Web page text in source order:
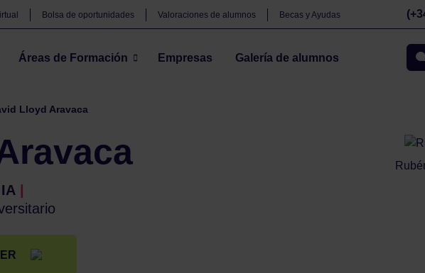
Áreas de Formación Empresas Galería de alumnos
Bolsa de oportunidades Valoraciones de alumnos Becas y Ayudas
Lloyd Aravaca